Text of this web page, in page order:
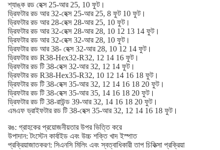
শ্যাঙ্ক রড হেক্স 25-আর 25, 10 ফুট।
ড্রিফটার রড আর 32-হেক্স 25-আর 25, 8 ফুট 10 ফুট।
ড্রিফটার রড আর 28-হেক্স 28-আর 25, 10 ফুট।
ড্রিফটার রড আর 32-হেক্স 28-আর 28, 10 12 13 14 ফুট।
ড্রিফটার রড আর 32-হেক্স 32-আর 28, 10 ফুট।
ড্রিফটার রড আর 38- হেক্স 32-আর 28, 10 12 14 ফুট।
ড্রিফটার রড R38-Hex32-R32, 12 14 16 ফুট।
ড্রিফটার রড টি 38-হেক্স 32-আর 32, 12 14 ফুট।
ড্রিফটার রড R38-Hex35-R32, 10 12 14 16 18 ফুট।
ড্রিফটার রড টি 38-হেক্স 35-আর 32, 12 14 16 18 20 ফুট।
ড্রিফটার রড টি 38-হেক্স 35-আর 35, 14 16 18 20 ফুট।
ড্রিফটার রড টি 38-রাউন্ড 39-আর 32, 14 16 18 20 ফুট।
এমএফ ড্রাইফটার রড টি 38-হেক্স 35-আর 32, 12 14 16 18 ফুট।
রঙ: গ্রাহকের প্রয়োজনীয়তার উপর ভিত্তি করে
উপাদান: টংস্টেন কার্বাইড এবং উচ্চ শক্তি খাদ ইস্পাত
প্রক্রিয়াজাতকরণ: সিএনসি মিলিং এবং স্বত্বাধিকারী তাপ চিকিত্সা প্রক্রিয়া